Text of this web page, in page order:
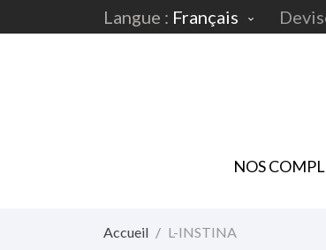
Langue : Français 
NOS
Accueil L-INSTINA